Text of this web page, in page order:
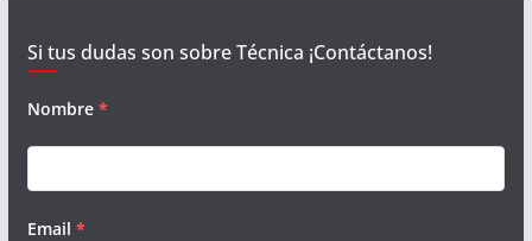
Si tus dudas son sobre Técnica ¡Contáctanos!
Nombre *
Email *